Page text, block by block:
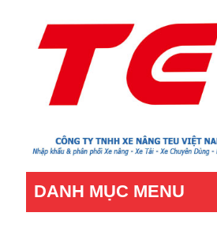
DANH MỤC MENU